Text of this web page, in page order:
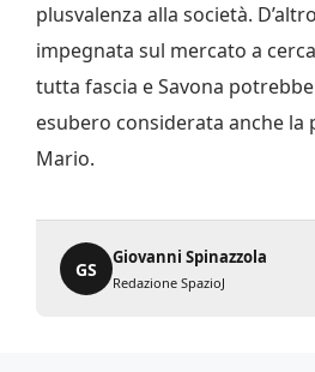
plusvalenza alla società.
impegnata sul mercato a
tutta fascia e Savona
esubero considerata anche la
Mario.
GS
Giovanni Spinazzola
Redazione SpazioJ